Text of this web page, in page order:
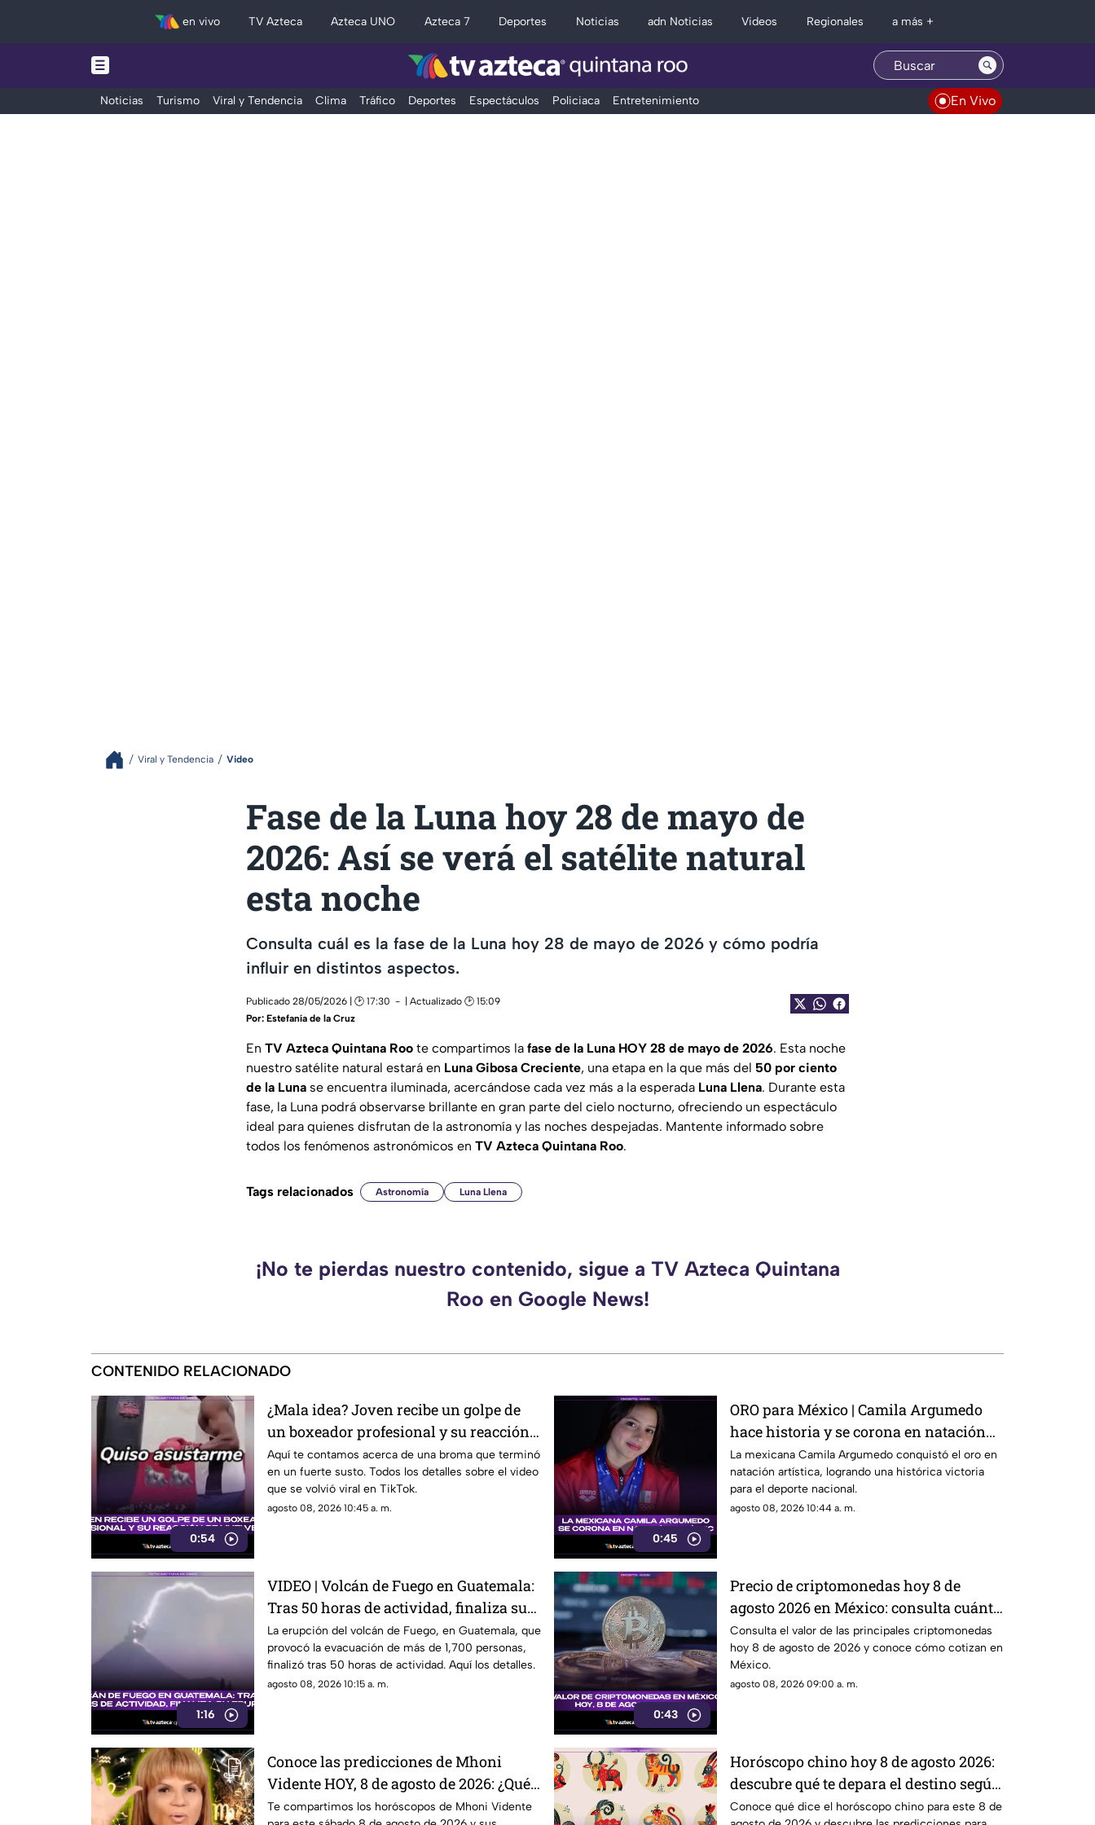
en vivo TV Azteca Azteca UNO Azteca 7 Deportes Noticias adn Noticias Videos Regionales a más +
Noticias Turismo Viral y Tendencia Clima Tráfico Deportes Espectáculos Policiaca Entretenimiento En Vivo
Viral y Tendencia Video
Fase de la Luna hoy 28 de mayo de
2026: Así se verá el satélite natural
esta noche
Consulta cuál es la fase de la Luna hoy 28 de mayo de 2026 y cómo podría
influir en distintos aspectos.
Publicado 28/05/2026 | 🕑 17:30
| Actualizado 🕑 15:09
Por: Estefanía de la Cruz
En TV Azteca Quintana Roo te compartimos la fase de la Luna HOY 28 de mayo de 2026. Esta noche
nuestro satélite natural estará en Luna Gibosa Creciente, una etapa en la que más del 50 por ciento
de la Luna se encuentra iluminada, acercándose cada vez más a la esperada Luna Llena. Durante esta
fase, la Luna podrá observarse brillante en gran parte del cielo nocturno, ofreciendo un espectáculo
ideal para quienes disfrutan de la astronomía y las noches despejadas. Mantente informado sobre
todos los fenómenos astronómicos en TV Azteca Quintana Roo.
Tags relacionados Astronomía Luna Llena
¡No te pierdas nuestro contenido, sigue a TV Azteca Quintana
Roo en Google News!
CONTENIDO RELACIONADO
0:54
¿Mala idea? Joven recibe un golpe de
un boxeador profesional y su reacción
se vuelve viral en TikTok
Aquí te contamos acerca de una broma que terminó
en un fuerte susto. Todos los detalles sobre el video
que se volvió viral en TikTok.
agosto 08, 2026 10:45 a. m.
0:45
ORO para México | Camila Argumedo
hace historia y se corona en natación
artística
La mexicana Camila Argumedo conquistó el oro en
natación artística, logrando una histórica victoria
para el deporte nacional.
agosto 08, 2026 10:44 a. m.
1:16
VIDEO | Volcán de Fuego en Guatemala:
Tras 50 horas de actividad, finaliza su
erupción
La erupción del volcán de Fuego, en Guatemala, que
provocó la evacuación de más de 1,700 personas,
finalizó tras 50 horas de actividad. Aquí los detalles.
agosto 08, 2026 10:15 a. m.
0:43
Precio de criptomonedas hoy 8 de
agosto 2026 en México: consulta cuánto
valen
Consulta el valor de las principales criptomonedas
hoy 8 de agosto de 2026 y conoce cómo cotizan en
México.
agosto 08, 2026 09:00 a. m.
Conoce las predicciones de Mhoni
Vidente HOY, 8 de agosto de 2026: ¿Qué
le espera en este sábado a cada signo
Te compartimos los horóscopos de Mhoni Vidente
Horóscopo chino hoy 8 de agosto 2026:
descubre qué te depara el destino según
tu signo
Conoce qué dice el horóscopo chino para este 8 de